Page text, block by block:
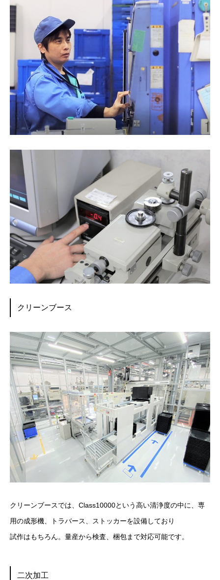
クリーンブース
クリーンブースでは、Class10000という高い清浄度の中に、専
用の成形機、トラバース、ストッカーを設備しており
試作はもちろん。量産から検査、梱包まで対応可能です。
二次加工